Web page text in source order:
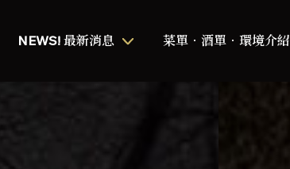
NEWS! 最新消息 菜單．酒單．環境介紹